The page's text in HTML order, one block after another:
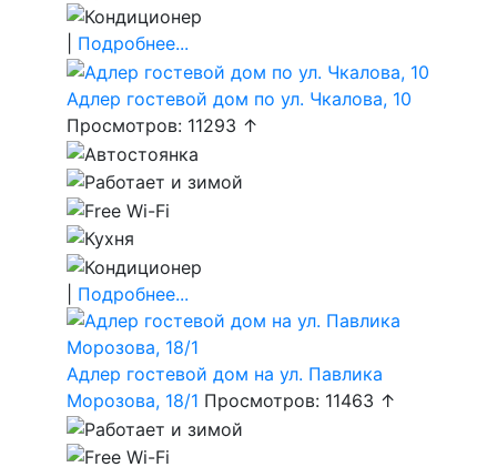
Подробнее...
Адлер гостевой дом по ул. Чкалова, 10
Просмотров: 11293 ↑
Подробнее...
Адлер гостевой дом на ул. Павлика
Морозова, 18/1 Просмотров: 11463 ↑